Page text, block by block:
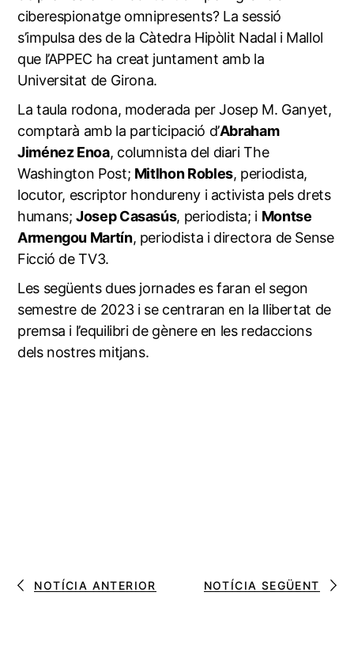
ciberespionatge omnipresents? La sessió
s’impulsa des de la Càtedra Hipòlit Nadal i Mallol
que l’APPEC ha creat juntament amb la
Universitat de Girona.
La taula rodona, moderada per Josep M. Ganyet,
comptarà amb la participació d’Abraham
Jiménez Enoa, columnista del diari The
Washington Post; Mitlhon Robles, periodista,
locutor, escriptor hondureny i activista pels drets
humans;Josep Casasús, periodista; i Montse
Armengou Martín, periodista i directora de Sense
Ficció de TV3.
Les següents dues jornades es faran el segon
semestre de 2023 i se centraran en la llibertat de
premsa i l’equilibri de gènere en les redaccions
dels nostres mitjans.
NOTÍCIA ANTERIOR NOTÍCIA SEGÜENT